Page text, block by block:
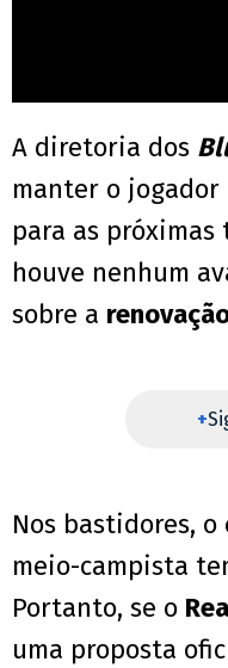
A diretoria dos
manter o jogador
para as próximas
houve nenhum
sobre a
+
Nos bastidores,
meio-campista
Portanto, se o
uma proposta